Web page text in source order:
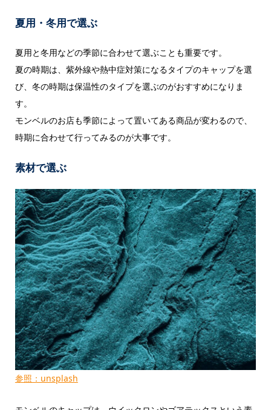
夏用・冬用で選ぶ
夏用と冬用などの季節に合わせて選ぶことも重要です。
夏の時期は、紫外線や熱中症対策になるタイプのキャップを選
び、冬の時期は保温性のタイプを選ぶのがおすすめになりま
す。
モンベルのお店も季節によって置いてある商品が変わるので、
時期に合わせて行ってみるのが大事です。
素材で選ぶ
参照：unsplash